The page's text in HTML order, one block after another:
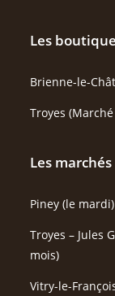
Les
Brienne-le-
Troyes
Les
Piney (le mardi)
Troyes – Jules
mois)
Vitry-le-